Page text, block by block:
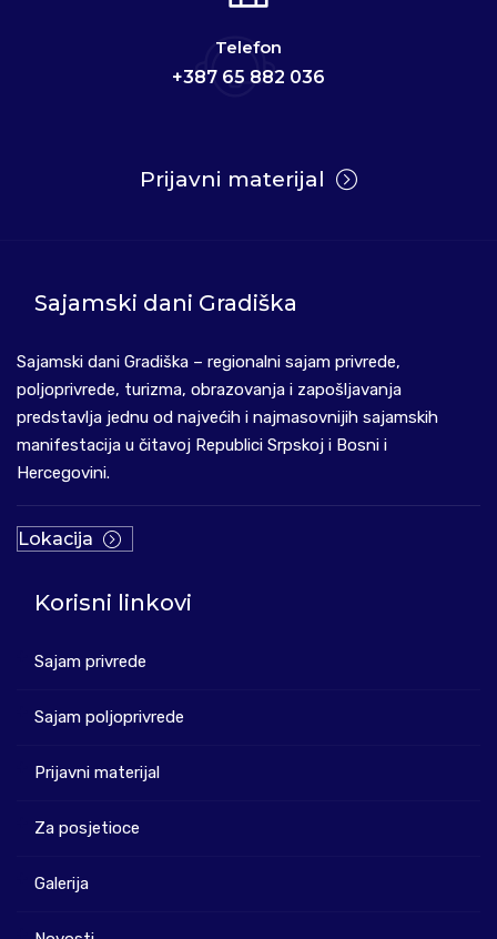
Telefon
+387 65 882 036
Prijavni materijal
Sajamski dani Gradiška
Sajamski dani Gradiška – regionalni sajam privrede,
poljoprivrede, turizma, obrazovanja i zapošljavanja
predstavlja jednu od najvećih i najmasovnijih sajamskih
manifestacija u čitavoj Republici Srpskoj i Bosni i
Hercegovini.
Lokacija
Korisni linkovi
Sajam privrede
Sajam poljoprivrede
Prijavni materijal
Za posjetioce
Galerija